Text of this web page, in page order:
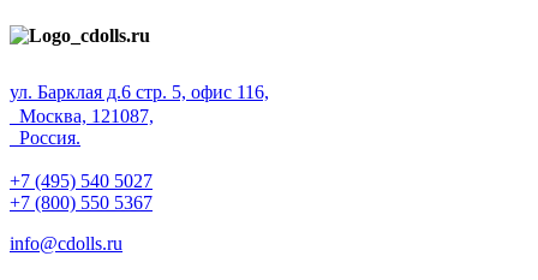
ул. Барклая д.6 стр. 5, офис 116,
Москва, 121087,
Россия.
+7 (495) 540 5027
+7 (800) 550 5367
info@cdolls.ru